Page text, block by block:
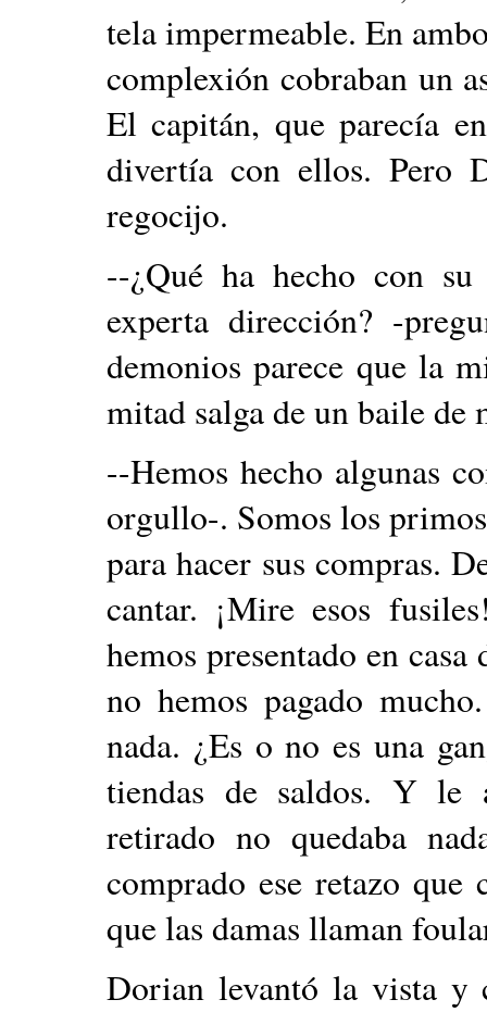
tela impermeable. En
complexión cobraban un
El capitán, que parecía
divertía con ellos. Pero
regocijo.
--¿Qué ha hecho con
experta dirección? -
demonios parece que la
mitad salga de un baile de
--Hemos hecho algunas
orgullo-. Somos los
para hacer sus compras.
cantar. ¡Mire esos
hemos presentado en
no hemos pagado
nada. ¿Es o no es una
tiendas de saldos. Y le
retirado no quedaba
comprado ese retazo
que las damas llaman
Dorian levantó la vista y